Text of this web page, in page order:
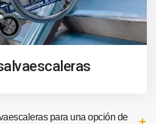
para una opción de